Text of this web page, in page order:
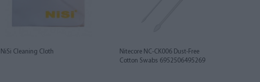
NiSi Cleaning Cloth
Nitecore NC-CK006 Dust-Free
Cotton Swabs 6952506495269